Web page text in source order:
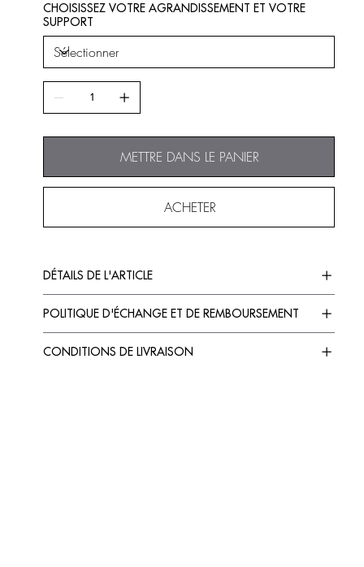
CHOISISSEZ VOTRE AGRANDISSEMENT ET VOTRE
SUPPORT
METTRE DANS LE PANIER
ACHETER
DÉTAILS DE L'ARTICLE
POLITIQUE D'ÉCHANGE ET DE REMBOURSEMENT
CONDITIONS DE LIVRAISON